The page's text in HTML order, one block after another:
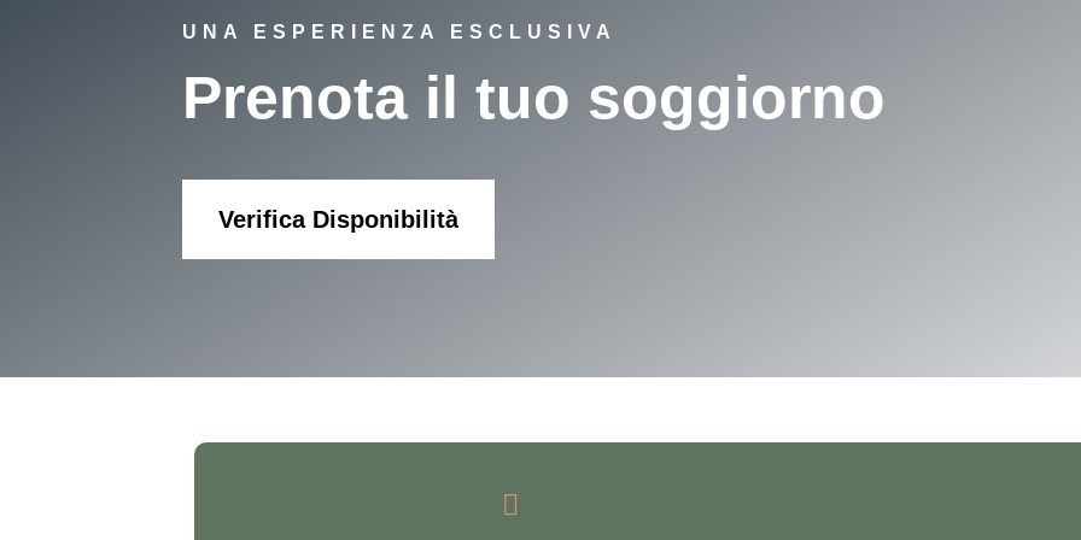
UNA ESPERIENZA ESCLUSIVA
Prenota il tuo soggiorno
Verifica Disponibilità
